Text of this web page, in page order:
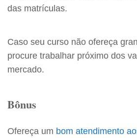
das matrículas.
Caso seu curso não ofereça
procure trabalhar próximo dos
mercado.
Bônus
Ofereça um bom atendimento